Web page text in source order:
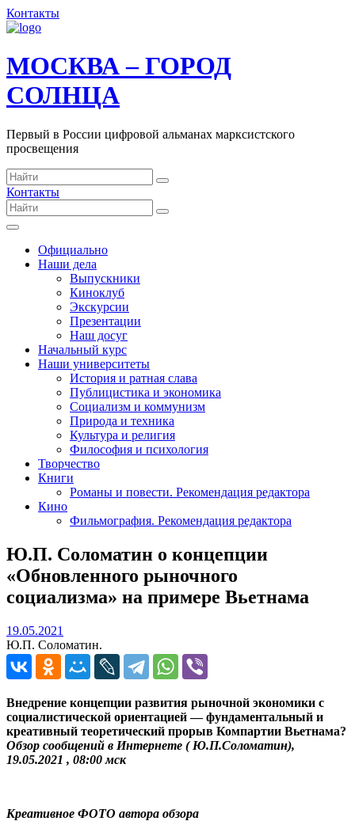
Контакты
МОСКВА – ГОРОД
СОЛНЦА
Первый в России цифровой альманах марксистского
просвещения
Контакты
Официально
Наши дела
Выпускники
Киноклуб
Экскурсии
Презентации
Наш досуг
Начальный курс
Наши университеты
История и ратная слава
Публицистика и экономика
Социализм и коммунизм
Природа и техника
Культура и религия
Философия и психология
Творчество
Книги
Романы и повести. Рекомендация редактора
Кино
Фильмография. Рекомендация редактора
Ю.П. Соломатин о концепции
«Обновленного рыночного
социализма» на примере Вьетнама
19.05.2021
Ю.П. Соломатин.
Внедрение концепции развития рыночной экономики с
социалистической ориентацией — фундаментальный и
креативный теоретический прорыв Компартии Вьетнама?
Обзор сообщений в Интернете ( Ю.П.Соломатин),
19.05.2021 , 08:00 мск
Креативное ФОТО автора обзора